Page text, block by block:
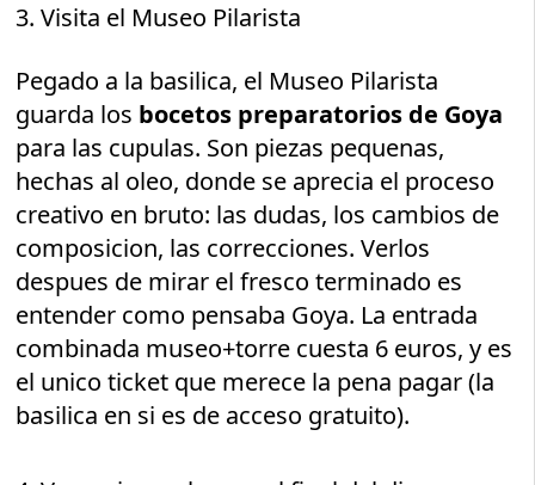
3. Visita el Museo Pilarista
Pegado a la basilica, el Museo Pilarista
guarda los bocetos preparatorios de Goya
para las cupulas. Son piezas pequenas,
hechas al oleo, donde se aprecia el proceso
creativo en bruto: las dudas, los cambios de
composicion, las correcciones. Verlos
despues de mirar el fresco terminado es
entender como pensaba Goya. La entrada
combinada museo+torre cuesta 6 euros, y es
el unico ticket que merece la pena pagar (la
basilica en si es de acceso gratuito).